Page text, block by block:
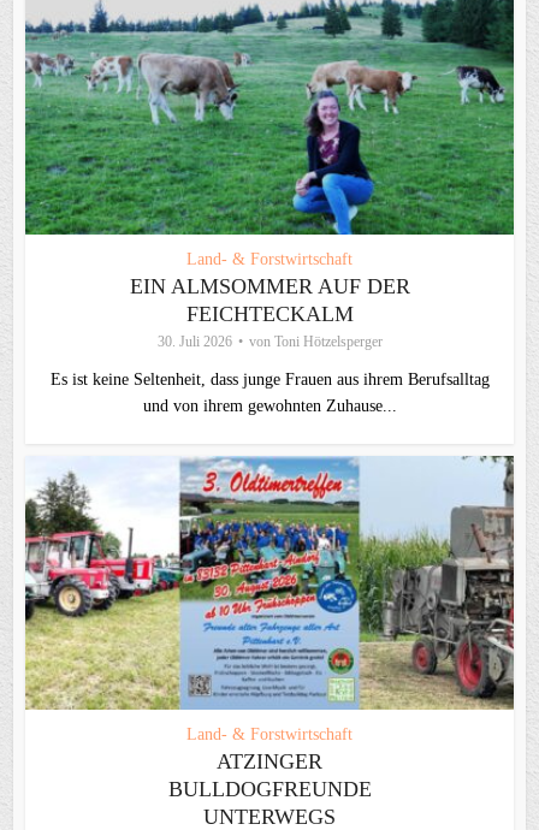
Land- & Forstwirtschaft
EIN ALMSOMMER AUF DER
FEICHTECKALM
30. Juli 2026 von Toni Hötzelsperger
Es ist keine Seltenheit, dass junge Frauen aus ihrem Berufsalltag
und von ihrem gewohnten Zuhause...
Land- & Forstwirtschaft
ATZINGER
BULLDOGFREUNDE
UNTERWEGS